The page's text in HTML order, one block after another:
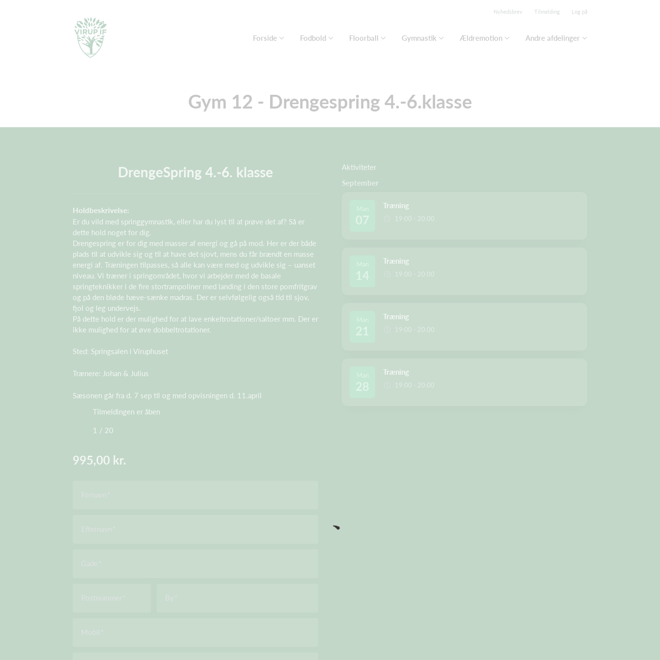
Nyhedsbrev Tilmelding Log på
Forside Fodbold Floorball Gymnastik Ældremotion Andre afdelinger
Gym 12 - Drengespring 4.-6.klasse
DrengeSpring 4.-6. klasse
Holdbeskrivelse:
Er du vild med springgymnastik, eller har du lyst til at prøve det af? Så er
dette hold noget for dig.
Drengespring er for dig med masser af energi og gå på mod. Her er der både
plads til at udvikle sig og til at have det sjovt, mens du får brændt en masse
energi af. Træningen tilpasses, så alle kan være med og udvikle sig – uanset
niveau. Vi træner i springområdet, hvor vi arbejder med de basale
springteknikker i de fire stortrampoliner med landing i den store pomfritgrav
og på den bløde hæve-sænke madras. Der er selvfølgelig også tid til sjov,
fjol og leg undervejs.
På dette hold er der mulighed for at lave enkeltrotationer/saltoer mm. Der er
ikke mulighed for at øve dobbeltrotationer.
Sted: Springsalen i Viruphuset
Trænere: Johan & Julius
Sæsonen går fra d. 7 sep til og med opvisningen d. 11.april
Tilmeldingen er åben
1 / 20
995,00 kr.
Aktiviteter
September
Man
07
Træning
19:00 - 20:00
Man
14
Træning
19:00 - 20:00
Man
21
Træning
19:00 - 20:00
Man
28
Træning
19:00 - 20:00